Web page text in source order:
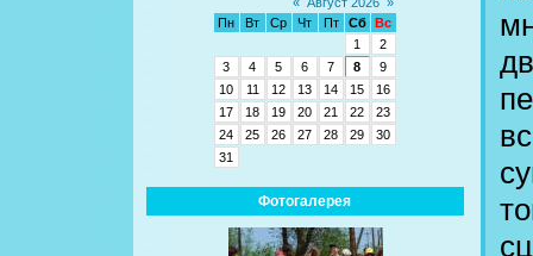
Пн
Вт Ср Чт Пт Сб
Вс
1
2
3
4 5 6 7 8
9
10
11 12 13 14 15
16
17
18 19 20 21 22
23
24
25 26 27 28 29
30
31
Фотогалерея